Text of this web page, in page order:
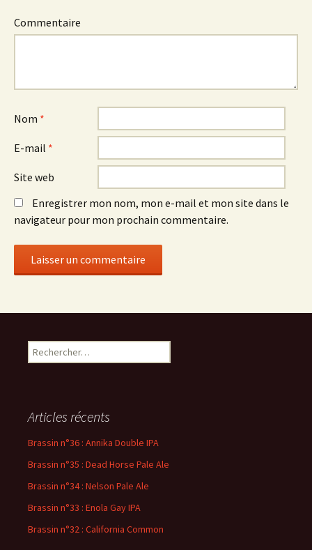
Commentaire
Nom *
E-mail *
Site web
Enregistrer mon nom, mon e-mail et mon site dans le
navigateur pour mon prochain commentaire.
R
e
r
h
e
:
Articles récents
Brassin n°36 : Annika Double IPA
Brassin n°35 : Dead Horse Pale Ale
Brassin n°34 : Nelson Pale Ale
Brassin n°33 : Enola Gay IPA
Brassin n°32 : California Common